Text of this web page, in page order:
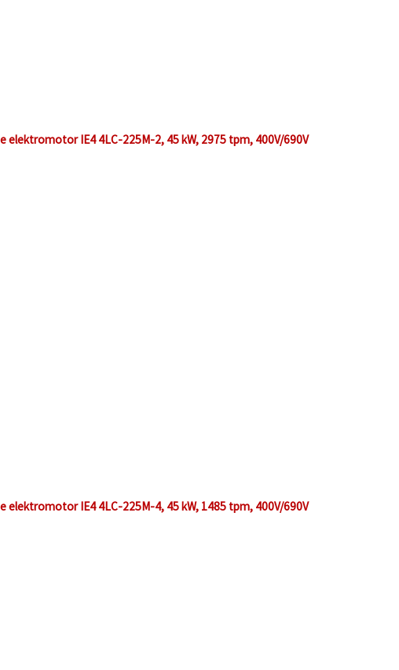
elektromotor IE4 4LC-225M-2, 45 kW, 2975 tpm, 400V/690V
elektromotor IE4 4LC-225M-4, 45 kW, 1485 tpm, 400V/690V